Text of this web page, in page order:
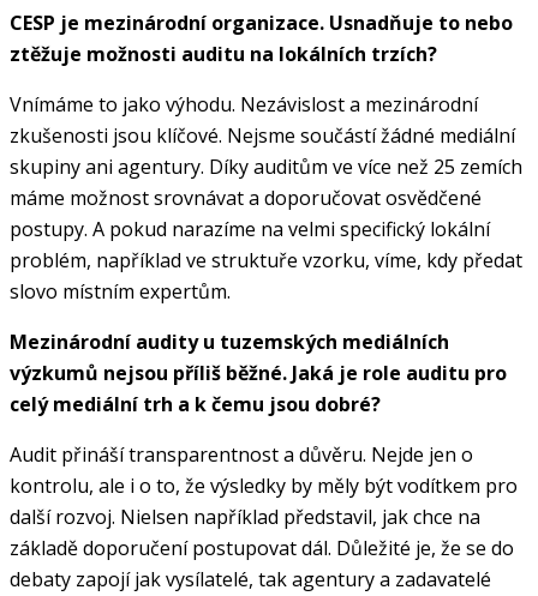
CESP je mezinárodní organizace. Usnadňuje to nebo
ztěžuje možnosti auditu na lokálních trzích?
Vnímáme to jako výhodu. Nezávislost a mezinárodní
zkušenosti jsou klíčové. Nejsme součástí žádné mediální
skupiny ani agentury. Díky auditům ve více než 25 zemích
máme možnost srovnávat a doporučovat osvědčené
postupy. A pokud narazíme na velmi specifický lokální
problém, například ve struktuře vzorku, víme, kdy předat
slovo místním expertům.
Mezinárodní audity u tuzemských mediálních
výzkumů nejsou příliš běžné. Jaká je role auditu pro
celý mediální trh a k čemu jsou dobré?
Audit přináší transparentnost a důvěru. Nejde jen o
kontrolu, ale i o to, že výsledky by měly být vodítkem pro
další rozvoj. Nielsen například představil, jak chce na
základě doporučení postupovat dál. Důležité je, že se do
debaty zapojí jak vysílatelé, tak agentury a zadavatelé